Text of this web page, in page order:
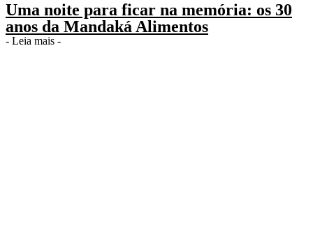
Uma noite para ficar na memória: os 30
anos da Mandaká Alimentos
- Leia mais -